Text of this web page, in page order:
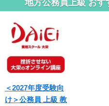
地方公務員上級 おす
＜2027年度受験向
け＞公務員 上級 教